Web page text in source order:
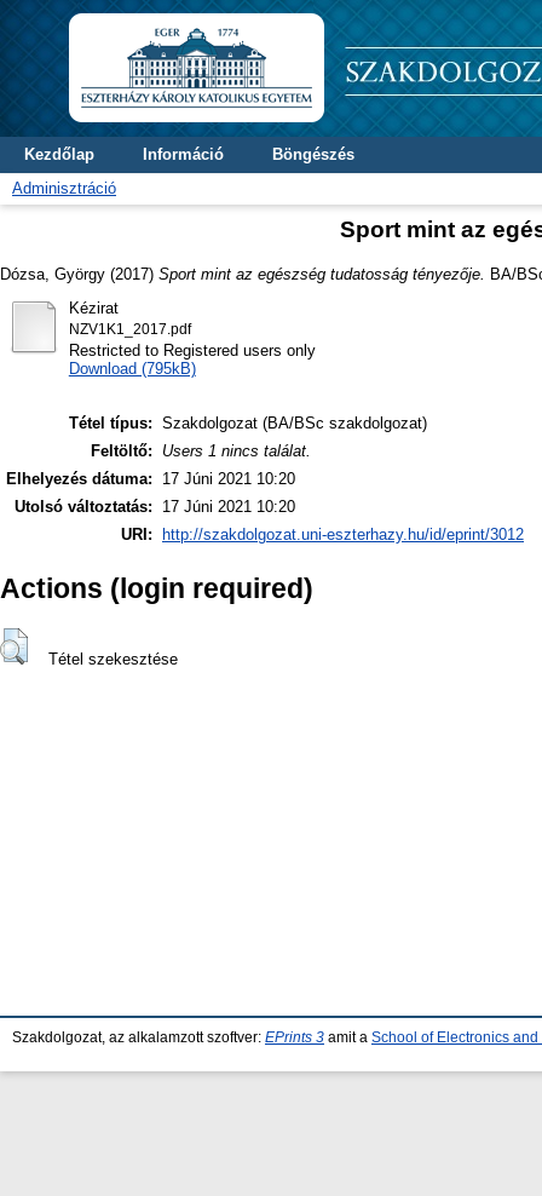
Kezdőlap Információ
Böngészés
Adminisztráció
Sport mint az
Dózsa, György (2017) Sport mint az egészség tudatosság tényezője.
BA/
Kézirat
NZV1K1_2017.pdf
Restricted to Registered users only
Download (795kB)
Tétel típus: Szakdolgozat (BA/BSc szakdolgozat)
Feltöltő:
Users 1 nincs találat.
Elhelyezés dátuma:
17 Júni 2021 10:20
Utolsó változtatás:
17 Júni 2021 10:20
URI:
http://szakdolgozat.uni-eszterhazy.hu/id/eprint/3012
Actions (login required)
Tétel szekesztése
Szakdolgozat, az alkalamzott szoftver: EPrints 3 amit a School of Electronics